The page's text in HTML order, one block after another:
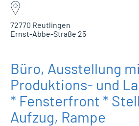
72770 Reutlingen
Ernst-Abbe-Straße 25
Büro, Ausstellung
Produktions- und
* Fensterfront *
Aufzug, Rampe